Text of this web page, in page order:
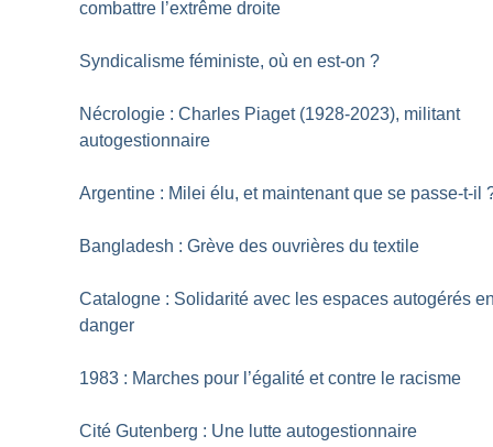
combattre l’extrême droite
Syndicalisme féministe, où en est-on ?
Nécrologie : Charles Piaget (1928-2023), militant
autogestionnaire
Argentine : Milei élu, et maintenant que se passe-t-il
Bangladesh : Grève des ouvrières du textile
Catalogne : Solidarité avec les espaces autogérés
danger
1983 : Marches pour l’égalité et contre le racisme
Cité Gutenberg : Une lutte autogestionnaire